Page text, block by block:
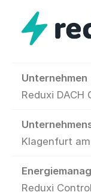
Unternehmen
Reduxi DACH
Klagenfurt
Reduxi